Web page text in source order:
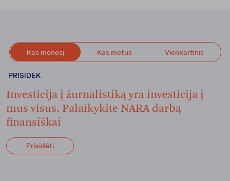
Kas mėnesį Kas metus Vienkartinis
PRISIDĖK
Investicija į žurnalistiką yra investicija į
mus visus. Palaikykite NARA darbą
finansiškai
Prisidėti